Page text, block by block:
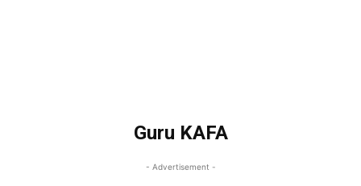
Guru KAFA
- Advertisement -